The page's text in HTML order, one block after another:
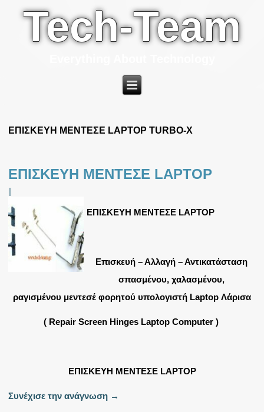
Tech-Team
ΕΠΙΣΚΕΥΗ ΜΕΝΤΕΣΕ LAPTOP TURBO-X
ΕΠΙΣΚΕΥΗ ΜΕΝΤΕΣΕ LAPTOP
|
ΕΠΙΣΚΕΥΗ ΜΕΝΤΕΣΕ LAPTOP
Επισκευή – Αλλαγή – Αντικατάσταση
σπασμένου, χαλασμένου,
ραγισμένου μεντεσέ φορητού υπολογιστή Laptop Λάρισα
( Repair Screen Hinges Laptop Computer )
ΕΠΙΣΚΕΥΗ ΜΕΝΤΕΣΕ LAPTOP
Συνέχισε την ανάγνωση →